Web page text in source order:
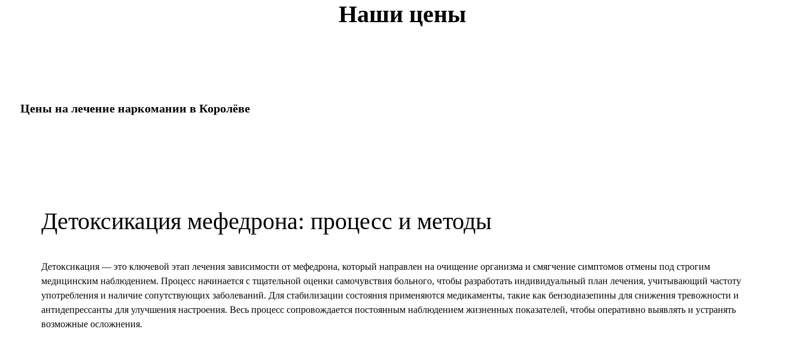
Наши цены
Цены на лечение наркомании в Королёве
Стоимость услуги
ЗАКАЗАТЬ ЗВОНОК
Стоимость услуги
ЗАКАЗАТЬ ЗВОНОК ЗАКАЗАТЬ ЗВОНОК
Детоксикация мефедрона: процесс и методы
Детоксикация — это ключевой этап лечения зависимости от мефедрона, который направлен на очищение организма и смягчение симптомов отмены под строгим
медицинским наблюдением. Процесс начинается с тщательной оценки самочувствия больного, чтобы разработать индивидуальный план лечения, учитывающий частоту
употребления и наличие сопутствующих заболеваний. Для стабилизации состояния применяются медикаменты, такие как бензодиазепины для снижения тревожности и
антидепрессанты для улучшения настроения. Весь процесс сопровождается постоянным наблюдением жизненных показателей, чтобы оперативно выявлять и устранять
возможные осложнения.